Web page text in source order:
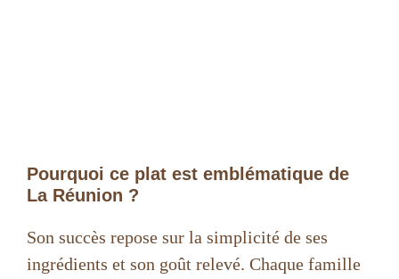
Pourquoi ce plat est emblématique de
La Réunion ?
Son succès repose sur la simplicité de ses
ingrédients et son goût relevé. Chaque famille